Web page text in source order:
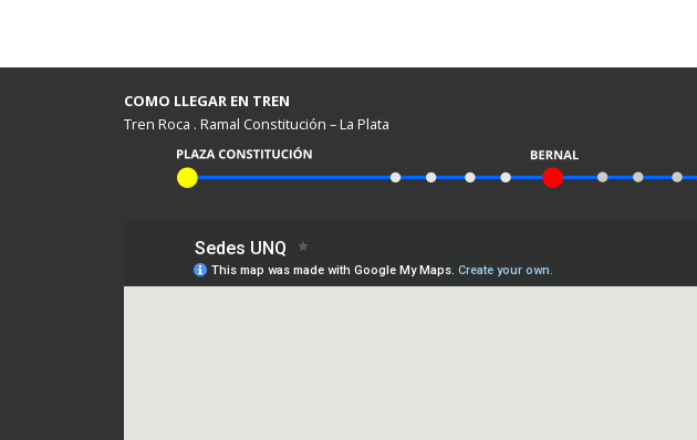
COMO LLEGAR EN TREN
Tren Roca . Ramal Constitución – La Plata